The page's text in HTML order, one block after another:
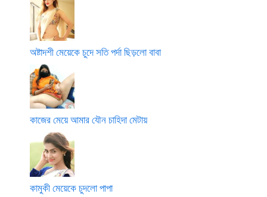
অষ্টাদশী মেয়েকে চুদে সতি পর্দা ছিড়লো বাবা
কাজের মেয়ে আমার যৌন চাহিদা মেটায়
কামুকী মেয়েকে চুদলো পাপা